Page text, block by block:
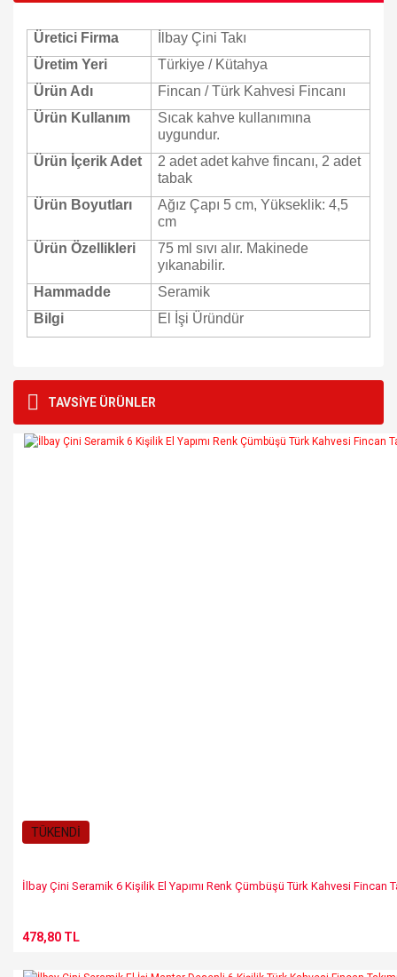
Üretici Firma
İlbay Çini Takı
Üretim Yeri
Türkiye / Kütahya
Ürün Adı
Fincan / Türk Kahvesi Fincanı
Ürün Kullanım
Sıcak kahve kullanımına
uygundur.
Ürün İçerik Adet
2 adet adet kahve fincanı, 2 adet
tabak
Ürün Boyutları
Ağız Çapı 5 cm, Yükseklik: 4,5
cm
Ürün Özellikleri
75 ml sıvı alır. Makinede
yıkanabilir.
Hammadde
Seramik
Bilgi
El İşi Üründür
Bu ürüne ilk yorumu siz yapın!
kullanarak tarafımıza iletebilirsiniz.
Görüş ve önerileriniz için teşekkür ederiz.
TAVSİYE ÜRÜNLER
TÜKENDİ
İlbay Çini Seramik 6 Kişilik El Yapımı Renk Çümbüşü Türk Kahvesi Fincan
478,80 TL